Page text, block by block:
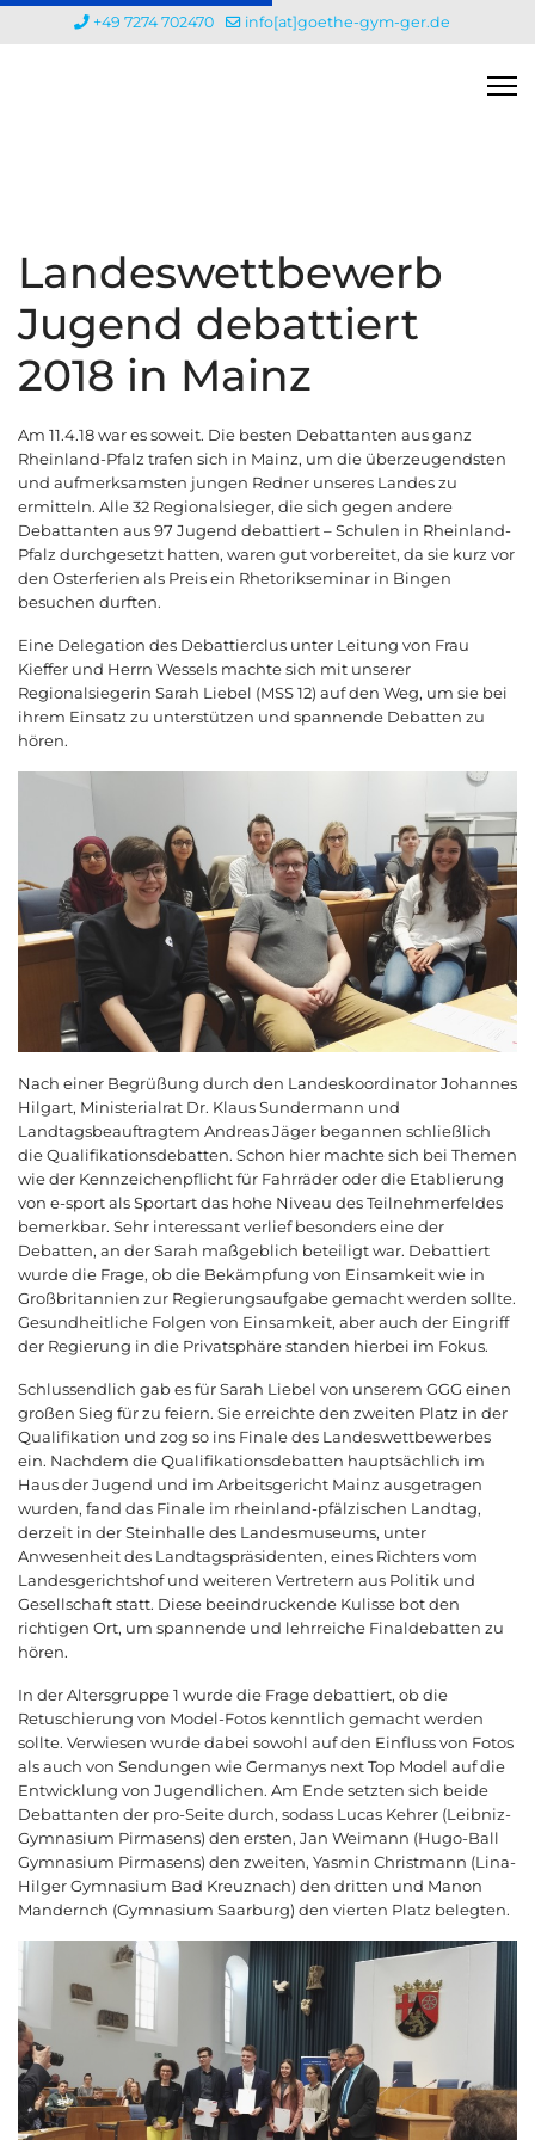
+49 7274 702470 info[at]goethe-gym-ger.de
Landeswettbewerb
Jugend debattiert
2018 in Mainz
Am 11.4.18 war es soweit. Die besten Debattanten aus ganz
Rheinland-Pfalz trafen sich in Mainz, um die überzeugendsten
und aufmerksamsten jungen Redner unseres Landes zu
ermitteln. Alle 32 Regionalsieger, die sich gegen andere
Debattanten aus 97 Jugend debattiert – Schulen in Rheinland-
Pfalz durchgesetzt hatten, waren gut vorbereitet, da sie kurz vor
den Osterferien als Preis ein Rhetorikseminar in Bingen
besuchen durften.
Eine Delegation des Debattierclus unter Leitung von Frau
Kieffer und Herrn Wessels machte sich mit unserer
Regionalsiegerin Sarah Liebel (MSS 12) auf den Weg, um sie bei
ihrem Einsatz zu unterstützen und spannende Debatten zu
hören.
Nach einer Begrüßung durch den Landeskoordinator Johannes
Hilgart, Ministerialrat Dr. Klaus Sundermann und
Landtagsbeauftragtem Andreas Jäger begannen schließlich
die Qualifikationsdebatten. Schon hier machte sich bei Themen
wie der Kennzeichenpflicht für Fahrräder oder die Etablierung
von e-sport als Sportart das hohe Niveau des Teilnehmerfeldes
bemerkbar. Sehr interessant verlief besonders eine der
Debatten, an der Sarah maßgeblich beteiligt war. Debattiert
wurde die Frage, ob die Bekämpfung von Einsamkeit wie in
Großbritannien zur Regierungsaufgabe gemacht werden sollte.
Gesundheitliche Folgen von Einsamkeit, aber auch der Eingriff
der Regierung in die Privatsphäre standen hierbei im Fokus.
Schlussendlich gab es für Sarah Liebel von unserem GGG einen
großen Sieg für zu feiern. Sie erreichte den zweiten Platz in der
Qualifikation und zog so ins Finale des Landeswettbewerbes
ein. Nachdem die Qualifikationsdebatten hauptsächlich im
Haus der Jugend und im Arbeitsgericht Mainz ausgetragen
wurden, fand das Finale im rheinland-pfälzischen Landtag,
derzeit in der Steinhalle des Landesmuseums, unter
Anwesenheit des Landtagspräsidenten, eines Richters vom
Landesgerichtshof und weiteren Vertretern aus Politik und
Gesellschaft statt. Diese beeindruckende Kulisse bot den
richtigen Ort, um spannende und lehrreiche Finaldebatten zu
hören.
In der Altersgruppe 1 wurde die Frage debattiert, ob die
Retuschierung von Model-Fotos kenntlich gemacht werden
sollte. Verwiesen wurde dabei sowohl auf den Einfluss von Fotos
als auch von Sendungen wie Germanys next Top Model auf die
Entwicklung von Jugendlichen. Am Ende setzten sich beide
Debattanten der pro-Seite durch, sodass Lucas Kehrer (Leibniz-
Gymnasium Pirmasens) den ersten, Jan Weimann (Hugo-Ball
Gymnasium Pirmasens) den zweiten, Yasmin Christmann (Lina-
Hilger Gymnasium Bad Kreuznach) den dritten und Manon
Mandernch (Gymnasium Saarburg) den vierten Platz belegten.